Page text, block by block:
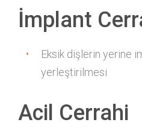
İmplant
Eksik dişlerin yerine
yerleştirilmesi
Acil Cerrahi